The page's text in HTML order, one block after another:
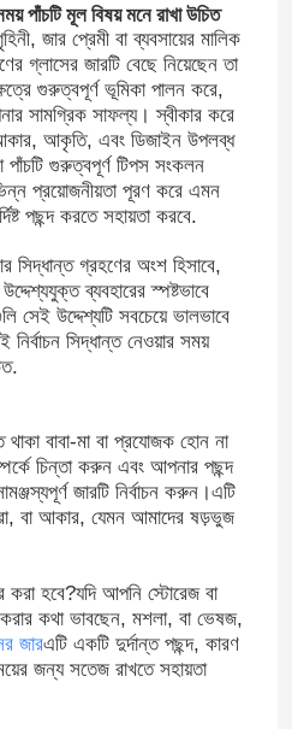
পাঁচটি মূল বিষয় মনে রাখা উচিত
জার প্রেমী বা ব্যবসায়ের মালিক
গ্লাসের জারটি বেছে নিয়েছেন তা
গুরুত্বপূর্ণ ভূমিকা পালন করে,
সামগ্রিক সাফল্য। স্বীকার করে
আকার, আকৃতি, এবং ডিজাইন উপলব্ধ
গুরুত্বপূর্ণ টিপস সংকলন
প্রয়োজনীয়তা পূরণ করে এমন
পছন্দ করতে সহায়তা করবে.
সিদ্ধান্ত গ্রহণের অংশ হিসাবে,
ব্যবহারের স্পষ্টভাবে
সেই উদ্দেশ্যটি সবচেয়ে ভালভাবে
সিদ্ধান্ত নেওয়ার সময়
থাকা বাবা-মা বা প্রযোজক হোন না
চিন্তা করুন এবং আপনার পছন্দ
জারটি নির্বাচন করুন।এটি
বা আকার, যেমন আমাদের ষড়ভুজ
করা হবে?যদি আপনি স্টোরেজ বা
কথা ভাবছেন, মশলা, বা ভেষজ,
জারএটি একটি দুর্দান্ত পছন্দ, কারণ
জন্য সতেজ রাখতে সহায়তা